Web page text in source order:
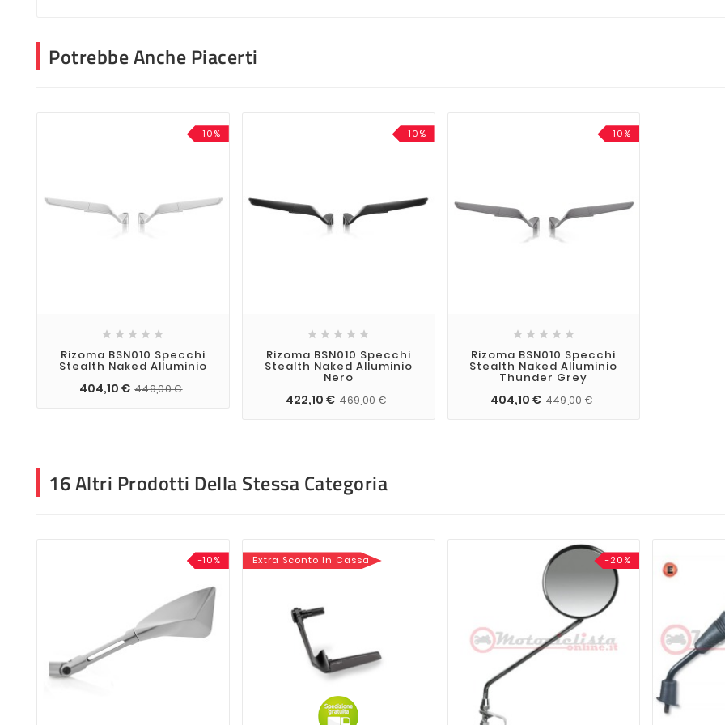
Potrebbe Anche Piacerti
-10%
    
Rizoma BSN010 Specchi
Stealth Naked Alluminio
404,10 € 449,00 €
-10%
    
Rizoma BSN010 Specchi
Stealth Naked Alluminio
Nero
422,10 € 469,00 €
-10%
    
Rizoma BSN010 Specchi
Stealth Naked Alluminio
Thunder Grey
404,10 € 449,00 €
16 Altri Prodotti Della Stessa Categoria
-10% Extra Sconto In Cassa -20%